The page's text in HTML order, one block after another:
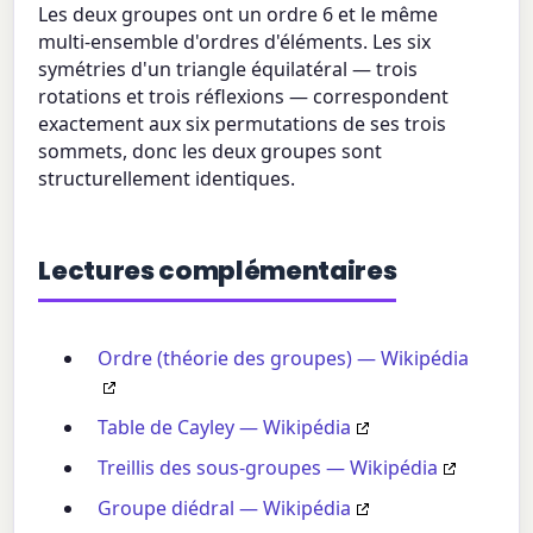
Les deux groupes ont un ordre 6 et le même
multi-ensemble d'ordres d'éléments. Les six
symétries d'un triangle équilatéral — trois
rotations et trois réflexions — correspondent
exactement aux six permutations de ses trois
sommets, donc les deux groupes sont
structurellement identiques.
Lectures complémentaires
Ordre (théorie des groupes) — Wikipédia
Table de Cayley — Wikipédia
Treillis des sous-groupes — Wikipédia
Groupe diédral — Wikipédia